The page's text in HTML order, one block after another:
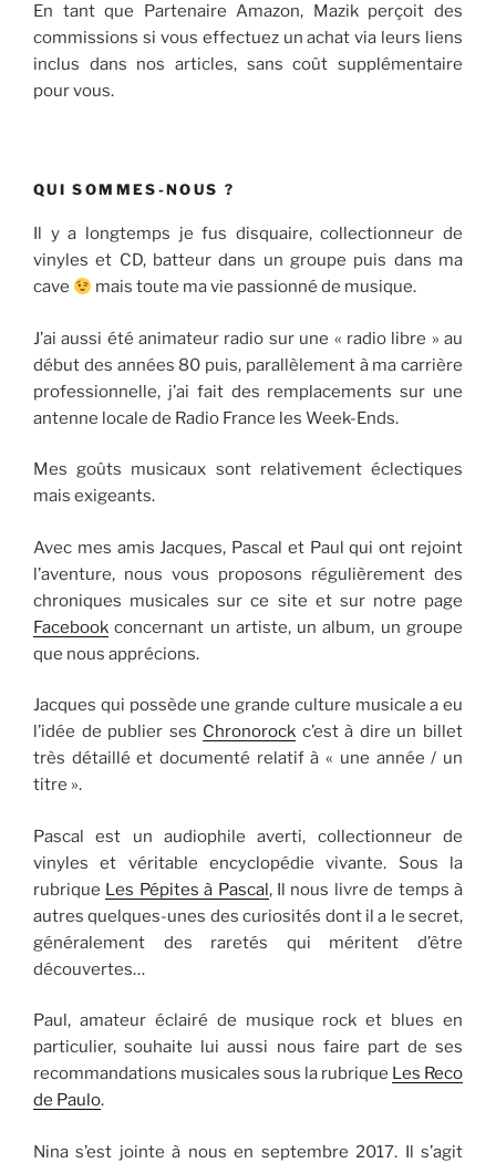
En tant que Partenaire Amazon, Mazik perçoit des
commissions si vous effectuez un achat via leurs liens
inclus dans nos articles, sans coût supplémentaire
pour vous.
QUI SOMMES-NOUS ?
Il y a longtemps je fus disquaire, collectionneur de
vinyles et CD, batteur dans un groupe puis dans ma
cave
mais toute ma vie passionné de musique.
J’ai aussi été animateur radio sur une « radio libre » au
début des années 80 puis, parallèlement à ma carrière
professionnelle, j’ai fait des remplacements sur une
antenne locale de Radio France les Week-Ends.
Mes goûts musicaux sont relativement éclectiques
mais exigeants.
Avec mes amis Jacques, Pascal et Paul qui ont rejoint
l’aventure, nous vous proposons régulièrement des
chroniques musicales sur ce site et sur notre page
Facebook concernant un artiste, un album, un groupe
que nous apprécions.
Jacques qui possède une grande culture musicale a eu
l’idée de publier ses Chronorock c’est à dire un billet
très détaillé et documenté relatif à « une année / un
titre ».
Pascal est un audiophile averti, collectionneur de
vinyles et véritable encyclopédie vivante. Sous la
rubrique Les Pépites à Pascal, Il nous livre de temps à
autres quelques-unes des curiosités dont il a le secret,
généralement des raretés qui méritent d’être
découvertes…
Paul, amateur éclairé de musique rock et blues en
particulier, souhaite lui aussi nous faire part de ses
recommandations musicales sous la rubrique Les Reco
de Paulo.
Nina s’est jointe à nous en septembre 2017. Il s’agit